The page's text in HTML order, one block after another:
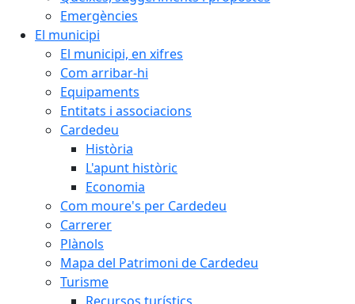
Emergències
El municipi
El municipi, en xifres
Com arribar-hi
Equipaments
Entitats i associacions
Cardedeu
Història
L'apunt històric
Economia
Com moure's per Cardedeu
Carrerer
Plànols
Mapa del Patrimoni de Cardedeu
Turisme